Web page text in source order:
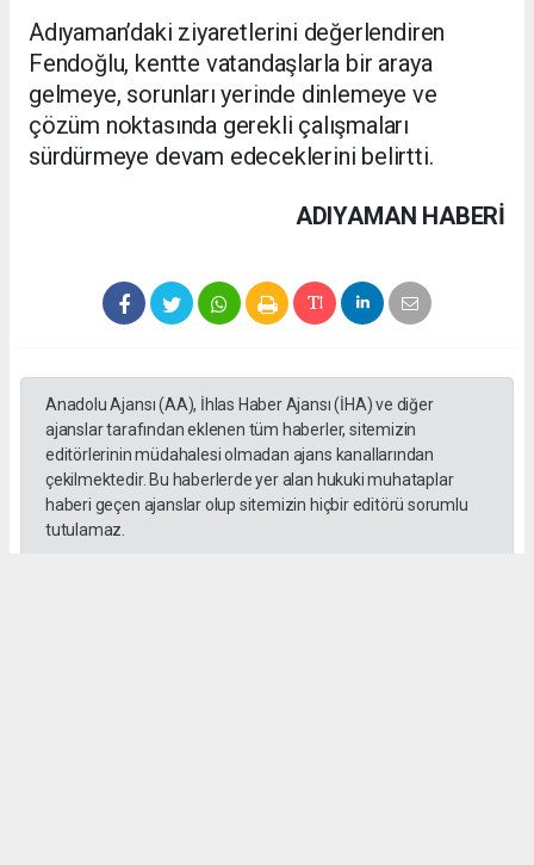
Adıyaman’daki ziyaretlerini değerlendiren
Fendoğlu, kentte vatandaşlarla bir araya
gelmeye, sorunları yerinde dinlemeye ve
çözüm noktasında gerekli çalışmaları
sürdürmeye devam edeceklerini belirtti.
ADIYAMAN HABERİ
Anadolu Ajansı (AA), İhlas Haber Ajansı (İHA) ve diğer
ajanslar tarafından eklenen tüm haberler, sitemizin
editörlerinin müdahalesi olmadan ajans kanallarından
çekilmektedir. Bu haberlerde yer alan hukuki muhataplar
haberi geçen ajanslar olup sitemizin hiçbir editörü sorumlu
tutulamaz.